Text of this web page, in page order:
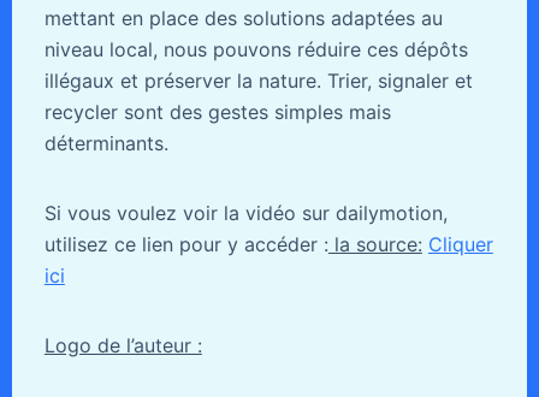
mettant en place des solutions adaptées au
niveau local, nous pouvons réduire ces dépôts
illégaux et préserver la nature. Trier, signaler et
recycler sont des gestes simples mais
déterminants.
Si vous voulez voir la vidéo sur dailymotion,
utilisez ce lien pour y accéder : la source: Cliquer
ici
Logo de l’auteur :